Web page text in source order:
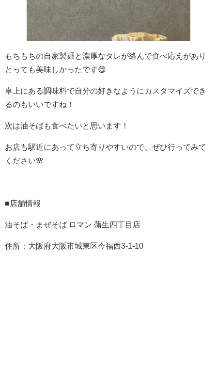
もちもちの自家製麺と濃厚なタレが絡んで食べ応えがあり
とっても美味しかったです😋
卓上にある調味料で自分の好きなようにカスタマイズでき
るのもいいですね！
次は油そばも食べたいと思います！
お店も駅近にあって立ち寄りやすいので、ぜひ行ってみて
ください🌸
■店舗情報
油そば・まぜそば ロマン 蒲生四丁目店
住所：大阪府大阪市城東区今福西3-1-10